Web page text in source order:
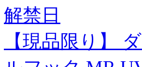
解禁日
【現品限り】